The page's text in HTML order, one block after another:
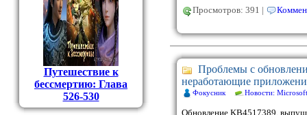
Путешествие к
бессмертию: Глава
526-530
Просмотров: 391 |
Проблемы с
неработающие
Фокусник Новости: Microsoft
Обновление KB4517389,